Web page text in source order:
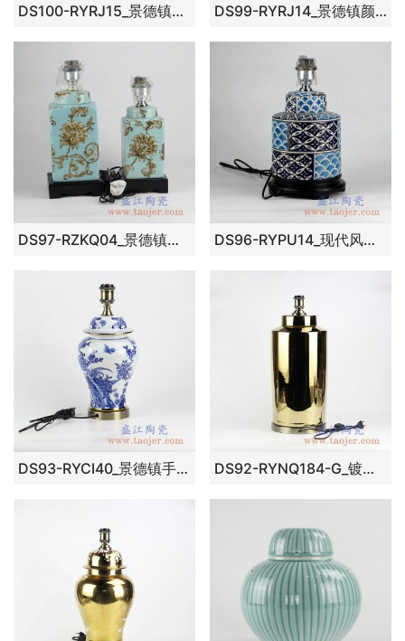
DS100-RYRJ15_景德镇颜色釉蓝色描金龙纹将军罐陶瓷台灯 古典传统家居装饰摆件客厅卧室餐厅点缀台灯 DS99-RYRJ14_景德镇颜色釉黑釉描金龙纹陶瓷台灯 现代古典风格家居装饰摆件
DS97-RZKQ04_景德镇手绘釉彩绘花卉图案陶瓷台灯 现代田园风格家居装饰摆件大小号套组 DS96-RYPU14_现代风格手绘海水纹装饰陶瓷台灯摆件 客厅卧室餐厅装饰摆件
DS93-RYCI40_景德镇手绘青花梅花花鸟图将军罐陶瓷台灯 镀金家居装饰摆件 客厅卧室餐厅照明台灯 DS92-RYNQ184-G_镀金陶瓷罐装饰台灯 现代简约风格家居装饰摆件 卧室客厅餐厅照明台灯